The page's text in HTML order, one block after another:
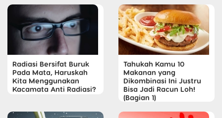
Radiasi Bersifat Buruk
Pada Mata, Haruskah
Kita Menggunakan
Kacamata Anti Radiasi?
Tahukah Kamu 10
Makanan yang
Dikombinasi Ini Justru
Bisa Jadi Racun Loh!
(Bagian 1)